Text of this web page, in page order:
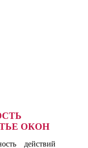
ОКОН
действий